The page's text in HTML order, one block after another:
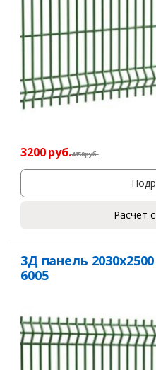
3200руб.4150руб.
Расчет
3Д панель
6005